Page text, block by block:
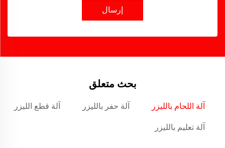
إرسال
بحث متعلق
آلة اللحام بالليزر آلة حفر بالليزر آلة قطع الليزر
آلة تعليم بالليزر